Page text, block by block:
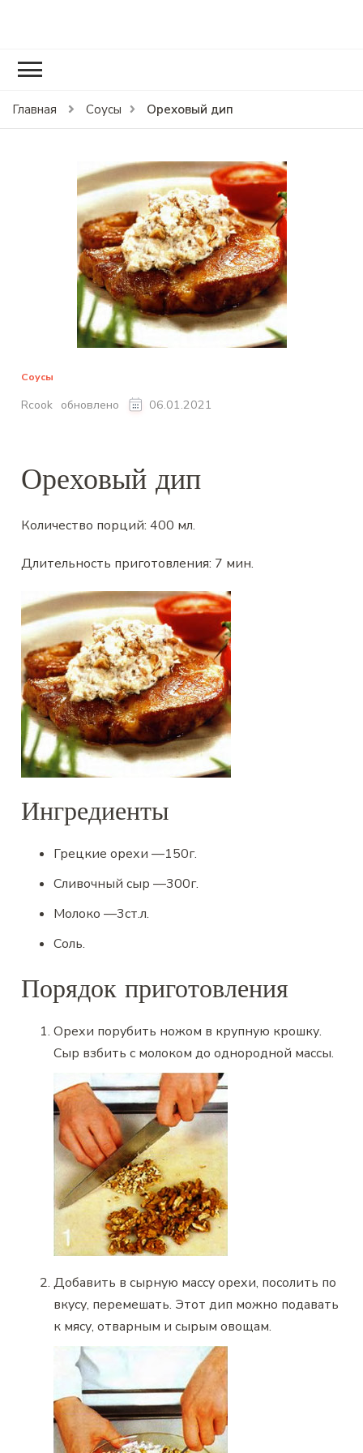
Главная Соусы Ореховый дип
Соусы
Rcook обновлено 06.01.2021
Ореховый дип
Количество порций:400 мл.
Длительность приготовления: 7 мин.
Ингредиенты
Грецкие орехи—150г.
Сливочный сыр—300г.
Молоко —3ст.л.
Соль.
Порядок приготовления
Орехи порубить ножом в крупную крошку.
Сыр взбить с молоком до однородной массы.
Добавить в сырную массу орехи, посолить по
вкусу, перемешать. Этот дип можно подавать
к мясу, отварным и сырым овощам.